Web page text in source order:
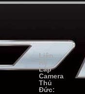
Liên
Hệ
Lắp
Camera
Thủ
Đức: